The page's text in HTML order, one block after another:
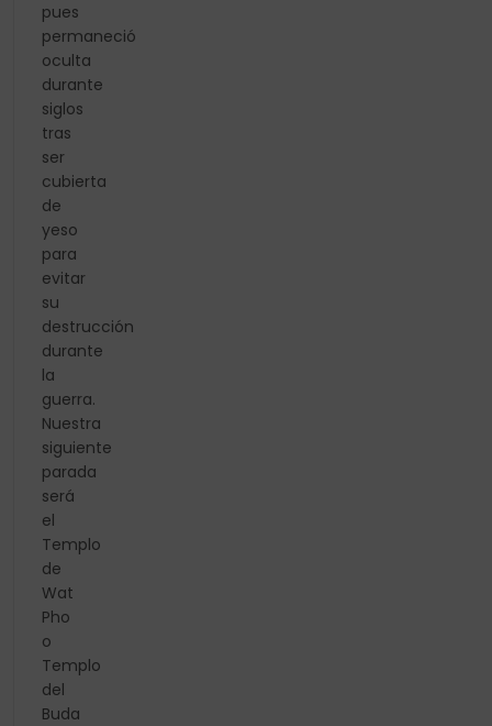
pues
permaneció
oculta
durante
siglos
tras
ser
cubierta
de
yeso
para
evitar
su
destrucción
durante
la
guerra.
Nuestra
siguiente
parada
será
el
Templo
de
Wat
Pho
o
Templo
del
Buda